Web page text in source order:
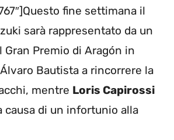
fine settimana il
sarà rappresentato da un
Gran Premio di Aragón in
Bautista a rincorrere la
mentre Loris Capirossi
causa di un infortunio alla